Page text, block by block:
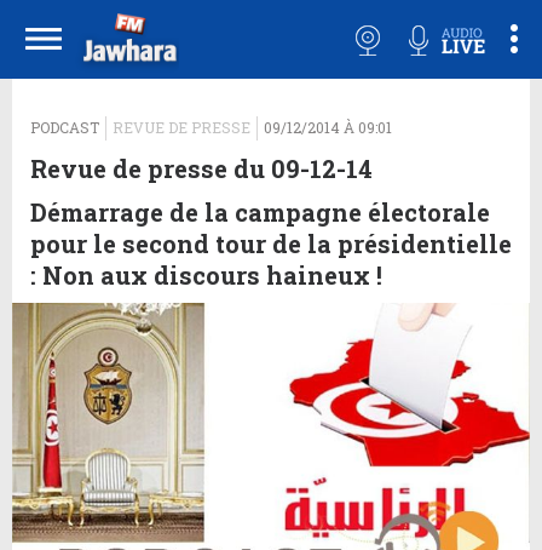
PODCAST REVUE DE PRESSE 09/12/2014 À 09:01
Revue de presse du 09-12-14
Démarrage de la campagne électorale
pour le second tour de la présidentielle
: Non aux discours haineux !